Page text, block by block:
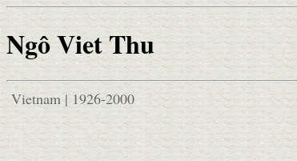
Ngô Viet Thu
Vietnam | 1926-2000